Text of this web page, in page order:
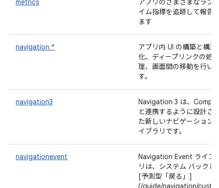
metrics
アプリのさまざまなラン
イム指標を追跡して報告
ます
navigation *
アプリ内 UI の構築と構造
化、ディープリンクの処
理、画面間の移動を行い
す。
navigation3
Navigation 3 は、
と連携するように設計さ
た新しいナビゲーション
イブラリです。
navigationevent
Navigation Event ライブ
リは、システム バックと
[予測型「戻る」]
(/guide/navigation/